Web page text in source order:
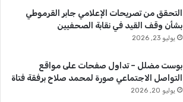
التحقق من تصريحات الإعلامي جابر القرموطي
بشأن وقف القيد في نقابة الصحفيين
يوليو 23, 2026
بوست مضلل – تداول صفحات على مواقع
التواصل الاجتماعي صورة لمحمد صلاح برفقة فتاة
يوليو 20, 2026